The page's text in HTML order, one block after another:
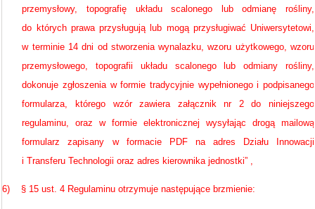
przemysłowy, topografię układu scalonego lub odmianę rośliny,
do których prawa przysługują lub mogą przysługiwać Uniwersytetowi,
w terminie 14 dni od stworzenia wynalazku, wzoru użytkowego, wzoru
przemysłowego, topografii układu scalonego lub odmiany rośliny,
dokonuje zgłoszenia w formie tradycyjnie wypełnionego i podpisanego
formularza, którego wzór zawiera załącznik nr 2 do niniejszego
regulaminu, oraz w formie elektronicznej wysyłając drogą mailową
formularz zapisany w formacie PDF na adres Działu Innowacji
i Transferu Technologii oraz adres kierownika jednostki” ,
6) § 15 ust. 4 Regulaminu otrzymuje następujące brzmienie: